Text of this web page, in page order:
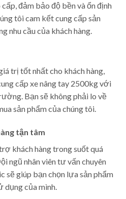
đảm bảo độ bền và ổn định
tôi cam kết cung cấp sản
nhu cầu của khách hàng.
trị tốt nhất cho khách hàng,
cấp xe nâng tay 2500kg với
Bạn sẽ không phải lo về
sản phẩm của chúng tôi.
tận tâm
khách hàng trong suốt quá
ngũ nhân viên tư vấn chuyên
sẽ giúp bạn chọn lựa sản phẩm
dụng của mình.